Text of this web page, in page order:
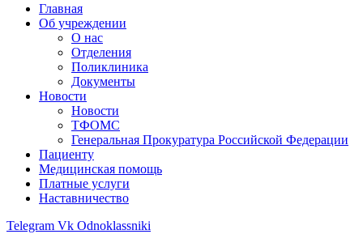
Главная
Об учреждении
О нас
Отделения
Поликлиника
Документы
Новости
Новости
ТФОМС
Генеральная Прокуратура Российской Федерации
Пациенту
Медицинская помощь
Платные услуги
Наставничество
Telegram Vk Odnoklassniki